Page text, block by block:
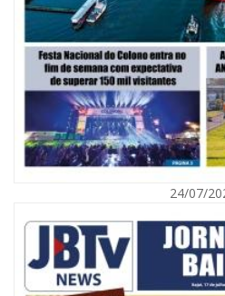
07/08/2026 | 07:00
Saúde de BC promove mutirão de DIU e
neste sábado
POLÍTICA
24/07/